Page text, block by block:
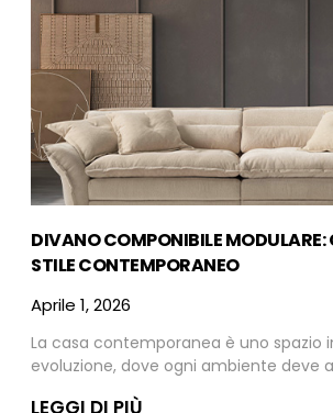
DIVANO COMPONIBILE MODULARE:
STILE CONTEMPORANEO
Aprile 1, 2026
La casa contemporanea è uno spazio
evoluzione, dove ogni ambiente deve